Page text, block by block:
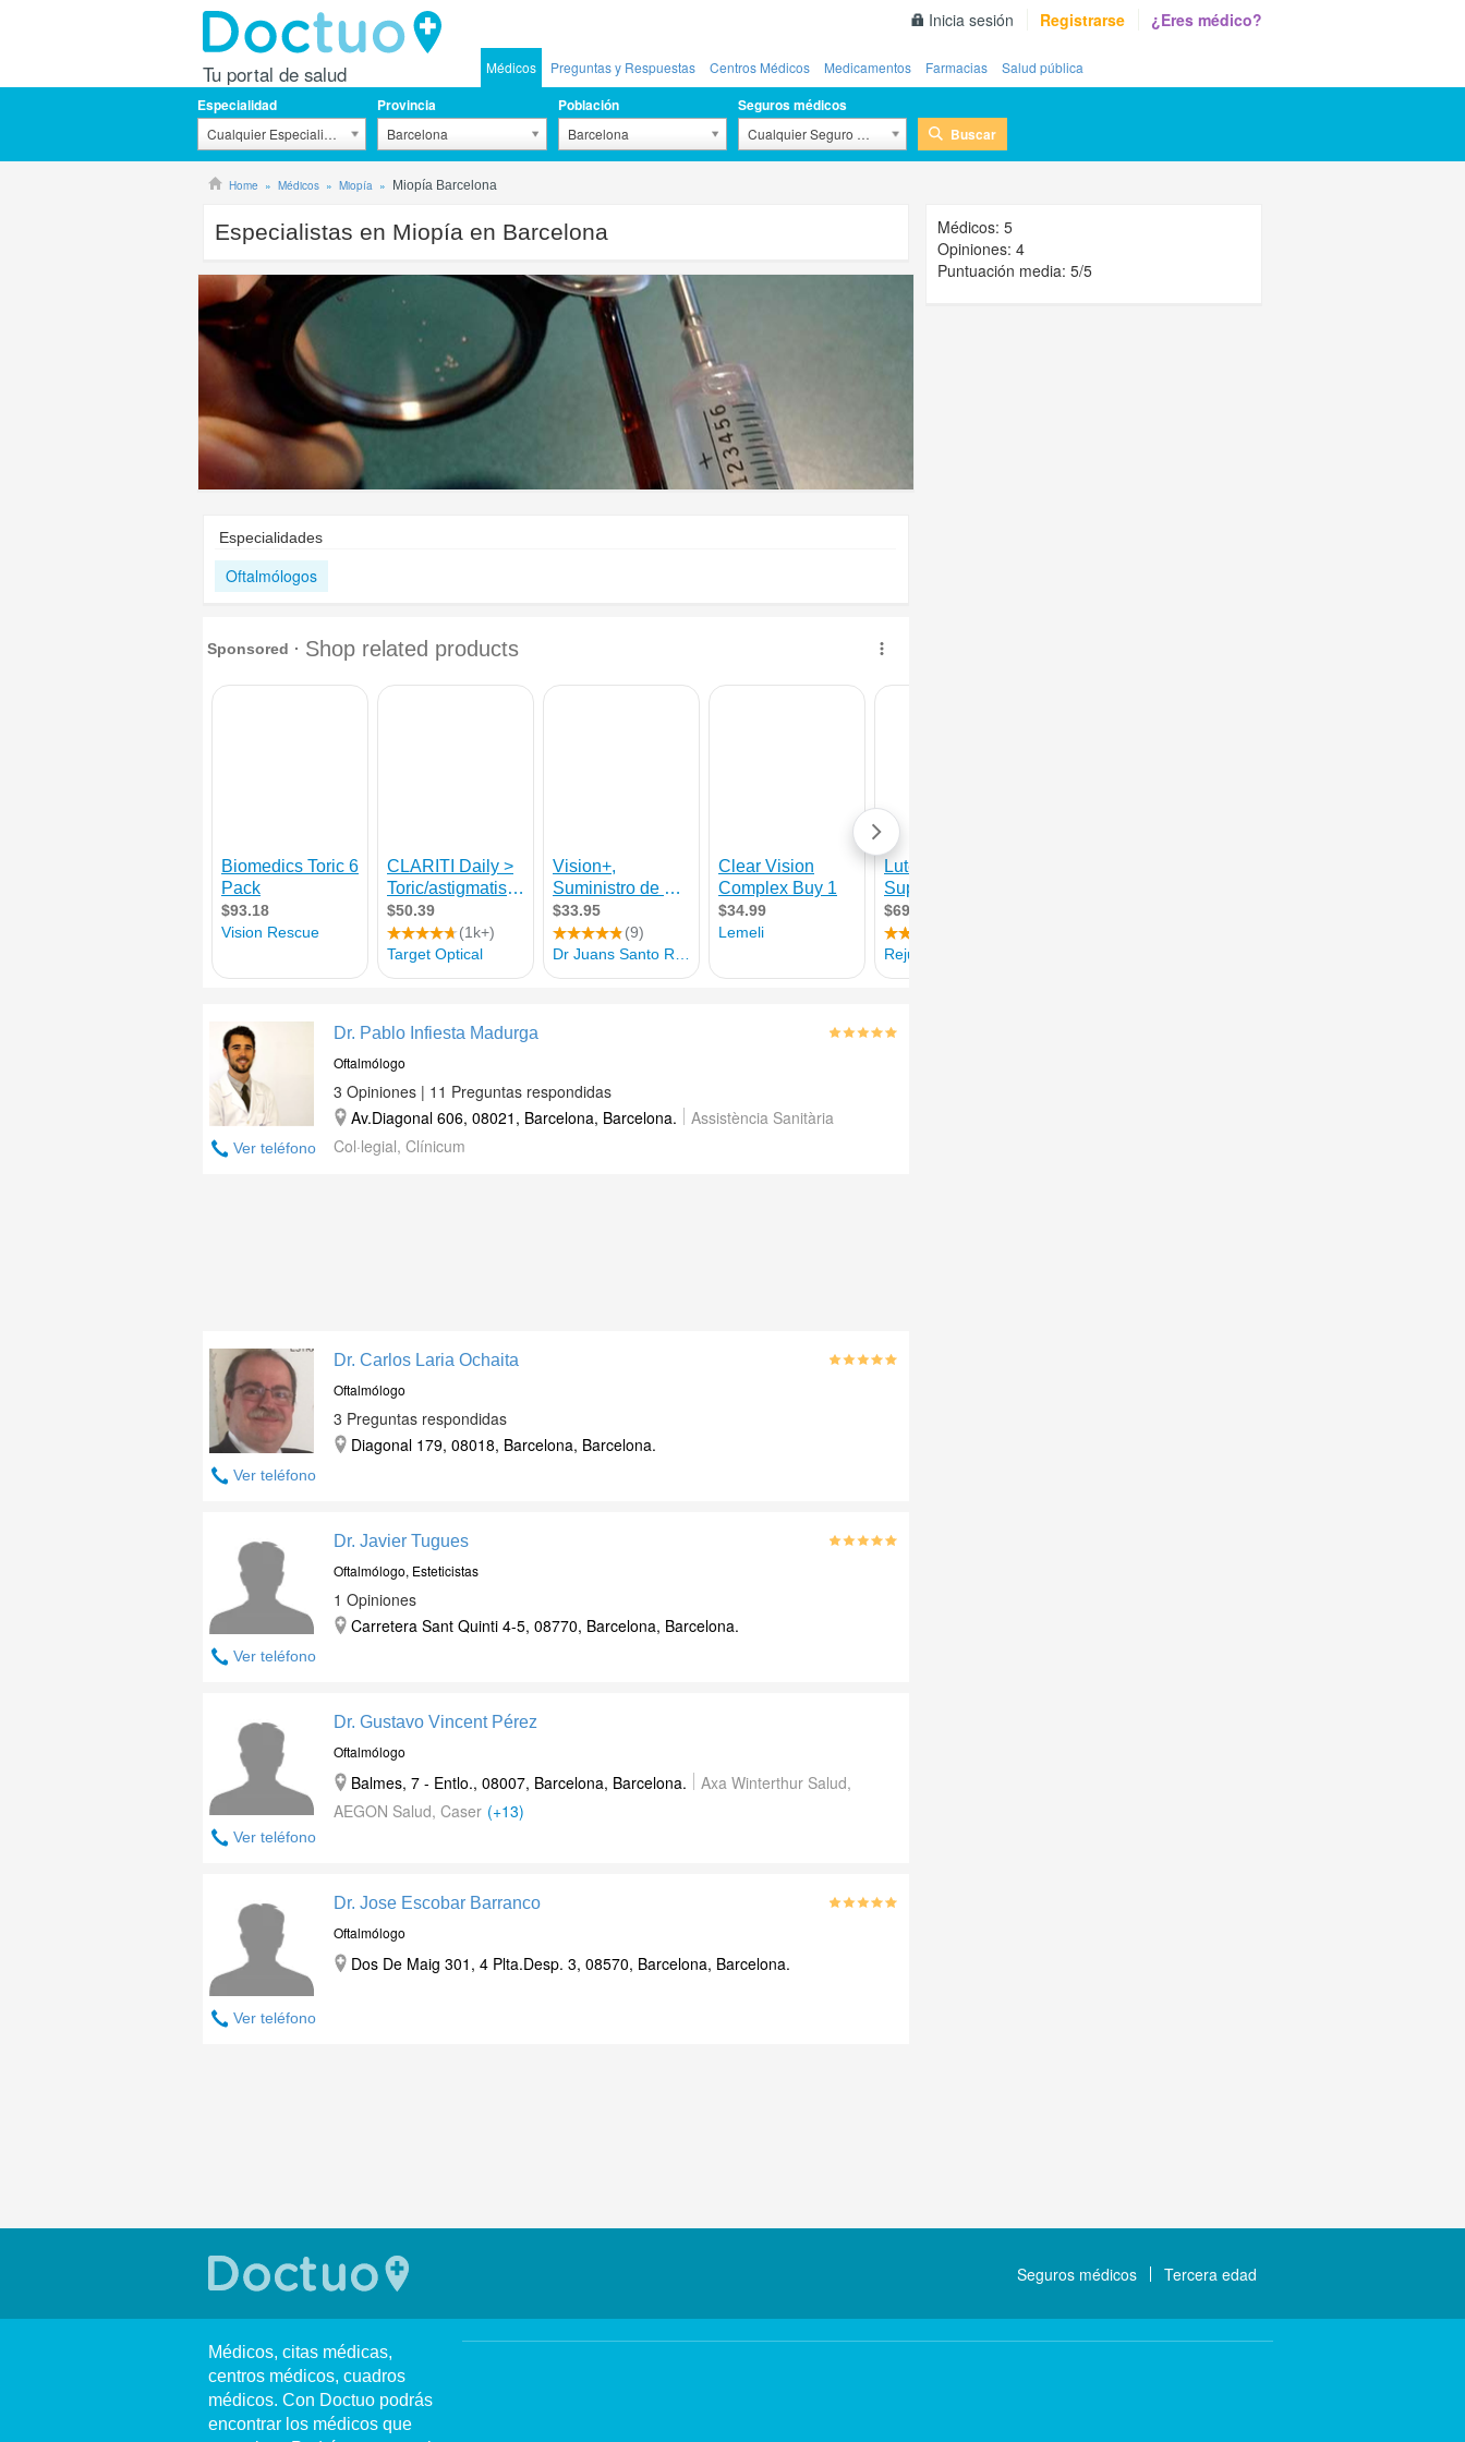
Tu portal de salud
Inicia sesión Registrarse ¿Eres médico?
Médicos Preguntas y Respuestas Centros Médicos Medicamentos Farmacias Salud pública
Especialidad
Cualquier Especialidad
Provincia
Barcelona
Población
Barcelona
Seguros médicos
Cualquier Seguro Médico Buscar
Home Médicos Miopía Miopía Barcelona
Especialistas en Miopía en Barcelona
Especialidades
Oftalmólogos
Ver teléfono
Dr. Pablo Infiesta Madurga
Oftalmólogo
3 Opiniones | 11 Preguntas respondidas
Av.Diagonal 606, 08021, Barcelona, Barcelona.
Assistència Sanitària
Col·legial, Clínicum
Ver teléfono
Dr. Carlos Laria Ochaita
Oftalmólogo
3 Preguntas respondidas
Diagonal 179, 08018, Barcelona, Barcelona.
Ver teléfono
Dr. Javier Tugues
Oftalmólogo, Esteticistas
1 Opiniones
Carretera Sant Quinti 4-5, 08770, Barcelona, Barcelona.
Ver teléfono
Dr. Gustavo Vincent Pérez
Oftalmólogo
Balmes, 7 - Entlo., 08007, Barcelona, Barcelona.
Axa Winterthur Salud,
AEGON Salud, Caser (+13)
Ver teléfono
Dr. Jose Escobar Barranco
Oftalmólogo
Dos De Maig 301, 4 Plta.Desp. 3, 08570, Barcelona, Barcelona.
Médicos: 5
Opiniones: 4
Puntuación media: 5/5
Seguros médicos Tercera edad
Médicos, citas médicas,
centros médicos, cuadros
médicos. Con Doctuo podrás
encontrar los médicos que